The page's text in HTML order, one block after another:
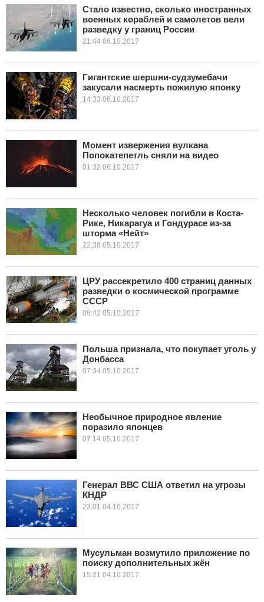
Стало известно, сколько иностранных
военных кораблей и самолетов вели
разведку у границ России
21:44 06.10.2017
Гигантские шершни-судзумебачи
закусали насмерть пожилую японку
14:33 06.10.2017
Момент извержения вулкана
Попокатепетль сняли на видео
01:32 06.10.2017
Несколько человек погибли в Коста-
Рике, Никарагуа и Гондурасе из-за
шторма «Нейт»
22:38 05.10.2017
ЦРУ рассекретило 400 страниц данных
разведки о космической программе
СССР
08:42 05.10.2017
Польша признала, что покупает уголь у
Донбасса
07:34 05.10.2017
Необычное природное явление
поразило японцев
07:14 05.10.2017
Генерал ВВС США ответил на угрозы
КНДР
23:01 04.10.2017
Мусульман возмутило приложение по
поиску дополнительных жён
15:21 04.10.2017